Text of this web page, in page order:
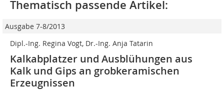
Thematisch passende Artikel:
Ausgabe 7-8/2013
Dipl.-Ing. Regina Vogt, Dr.-Ing. Anja Tatarin
Kalkabplatzer und Ausblühungen aus
Kalk und Gips an grobkeramischen
Erzeugnissen